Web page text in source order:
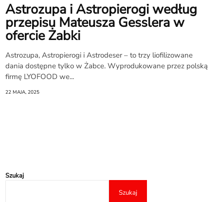
Astrozupa i Astropierogi według
przepisu Mateusza Gesslera w
ofercie Żabki
Astrozupa, Astropierogi i Astrodeser – to trzy liofilizowane
dania dostępne tylko w Żabce. Wyprodukowane przez polską
firmę LYOFOOD we...
22 MAJA, 2025
Szukaj
Szukaj